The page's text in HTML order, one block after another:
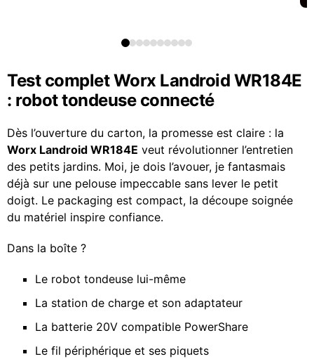
Test complet Worx Landroid WR184E
: robot tondeuse connecté
Dès l’ouverture du carton, la promesse est claire : la
Worx Landroid WR184E veut révolutionner l’entretien
des petits jardins. Moi, je dois l’avouer, je fantasmais
déjà sur une pelouse impeccable sans lever le petit
doigt. Le packaging est compact, la découpe soignée
du matériel inspire confiance.
Dans la boîte ?
Le robot tondeuse lui-même
La station de charge et son adaptateur
La batterie 20V compatible PowerShare
Le fil périphérique et ses piquets